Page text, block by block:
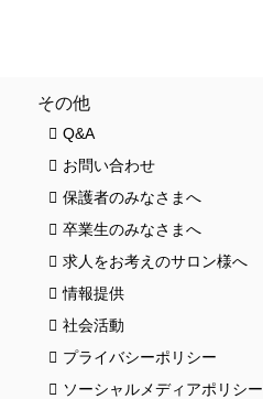
HOME
その他
Q&A
お問い合わせ
保護者のみなさまへ
卒業生のみなさまへ
求人をお考えのサロン様へ
情報提供
社会活動
プライバシーポリシー
ソーシャルメディアポリシー